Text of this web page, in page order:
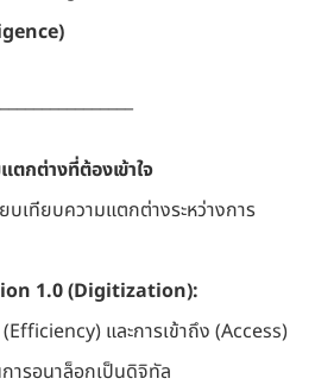
กต่างที่ต้องเข้าใจ
บเทียบความแตกต่างระหว่างการ
1.0 (Digitization):
และการเข้าถึง (Access)
ารอนาล็อกเป็นดิจิทัล